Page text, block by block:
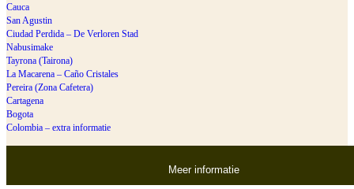
Cauca
San Agustin
Ciudad Perdida – De Verloren Stad
Nabusimake
Tayrona (Tairona)
La Macarena – Caño Cristales
Pereira (Zona Cafetera)
Cartagena
Bogota
Colombia – extra informatie
Meer informatie